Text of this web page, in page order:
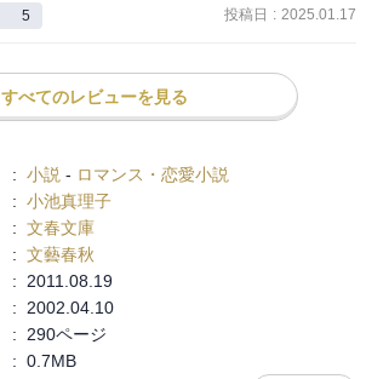
5 投稿日 : 2025.01.17
すべてのレビューを見る
: 小説 - ロマンス・恋愛小説
: 小池真理子
: 文春文庫
: 文藝春秋
:
2011.08.19
:
2002.04.10
:
290ページ
: 0.7MB